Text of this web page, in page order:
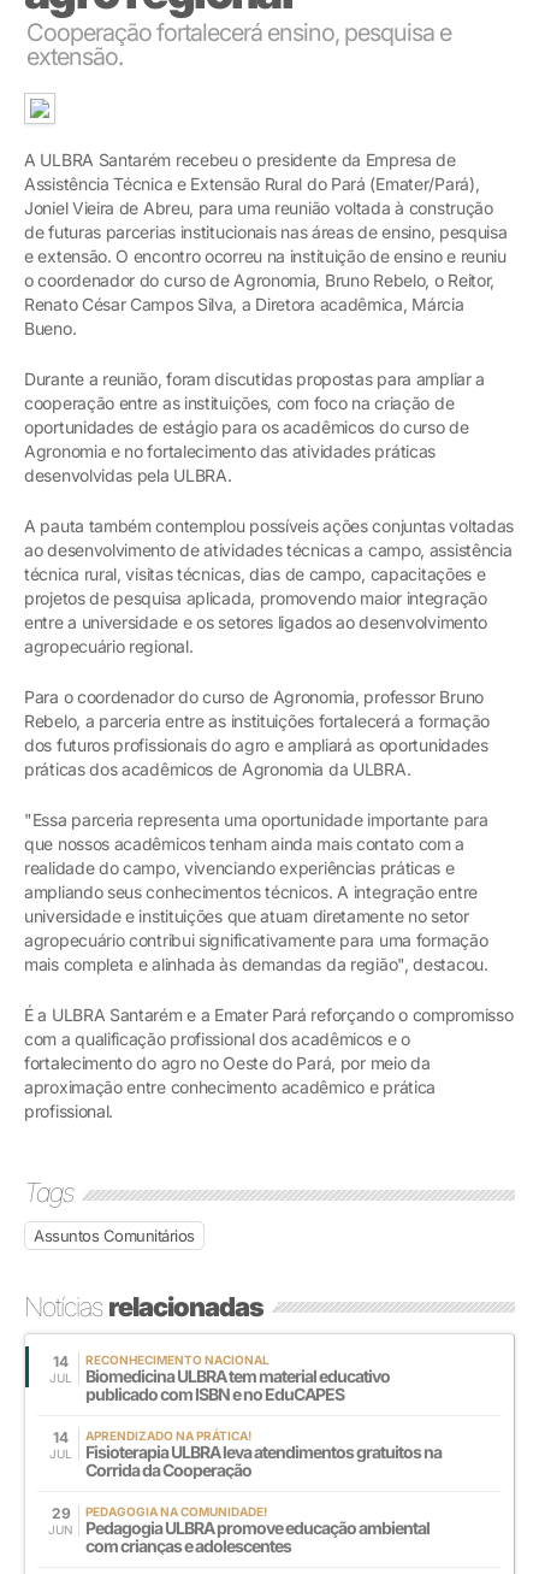
Cooperação fortalecerá ensino, pesquisa e
extensão.
A ULBRA Santarém recebeu o presidente da Empresa de
Assistência Técnica e Extensão Rural do Pará (Emater/Pará),
Joniel Vieira de Abreu, para uma reunião voltada à construção
de futuras parcerias institucionais nas áreas de ensino, pesquisa
e extensão. O encontro ocorreu na instituição de ensino e reuniu
o coordenador do curso de Agronomia, Bruno Rebelo, o Reitor,
Renato César Campos Silva, a Diretora acadêmica, Márcia
Bueno.
Durante a reunião, foram discutidas propostas para ampliar a
cooperação entre as instituições, com foco na criação de
oportunidades de estágio para os acadêmicos do curso de
Agronomia e no fortalecimento das atividades práticas
desenvolvidas pela ULBRA.
A pauta também contemplou possíveis ações conjuntas voltadas
ao desenvolvimento de atividades técnicas a campo, assistência
técnica rural, visitas técnicas, dias de campo, capacitações e
projetos de pesquisa aplicada, promovendo maior integração
entre a universidade e os setores ligados ao desenvolvimento
agropecuário regional.
Para o coordenador do curso de Agronomia, professor Bruno
Rebelo, a parceria entre as instituições fortalecerá a formação
dos futuros profissionais do agro e ampliará as oportunidades
práticas dos acadêmicos de Agronomia da ULBRA.
"Essa parceria representa uma oportunidade importante para
que nossos acadêmicos tenham ainda mais contato com a
realidade do campo, vivenciando experiências práticas e
ampliando seus conhecimentos técnicos. A integração entre
universidade e instituições que atuam diretamente no setor
agropecuário contribui significativamente para uma formação
mais completa e alinhada às demandas da região", destacou.
É a ULBRA Santarém e a Emater Pará reforçando o compromisso
com a qualificação profissional dos acadêmicos e o
fortalecimento do agro no Oeste do Pará, por meio da
aproximação entre conhecimento acadêmico e prática
profissional.
Tags
Assuntos Comunitários
Notíciasrelacionadas
14
JUL
RECONHECIMENTO NACIONAL
Biomedicina ULBRA tem material educativo
publicado com ISBN e no EduCAPES
14
JUL
APRENDIZADO NA PRÁTICA!
Fisioterapia ULBRA leva atendimentos gratuitos na
Corrida da Cooperação
29
JUN
PEDAGOGIA NA COMUNIDADE!
Pedagogia ULBRA promove educação ambiental
com crianças e adolescentes